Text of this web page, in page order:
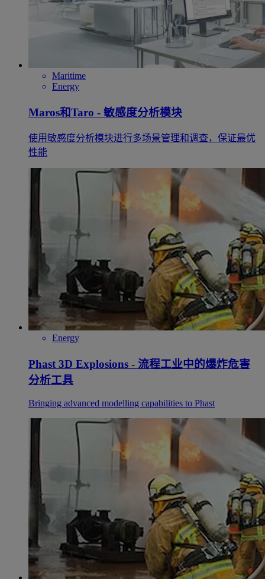
Maritime
Energy
Maros和Taro - 敏感度分析模块
使用敏感度分析模块进行多场景管理和调查，保证最优
性能
Energy
Phast 3D Explosions - 流程工业中的爆炸危害
分析工具
Bringing advanced modelling capabilities to Phast